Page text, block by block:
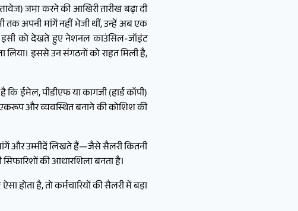
जमा करने की आखिरी तारीख बढ़ा दी
तक अपनी मांगें नहीं भेजी थीं, उन्हें अब एक
इसी को देखते हुए नेशनल काउंसिल-जॉइंट
इससे उन संगठनों को राहत मिली है,
ईमेल, पीडीएफ या कागजी (हार्ड कॉपी)
एकरूप और व्यवस्थित बनाने की कोशिश की
और उम्मीदें लिखते हैं—जैसे सैलरी कितनी
की आधारशिला बनता है।
है, तो कर्मचारियों की सैलरी में बड़ा